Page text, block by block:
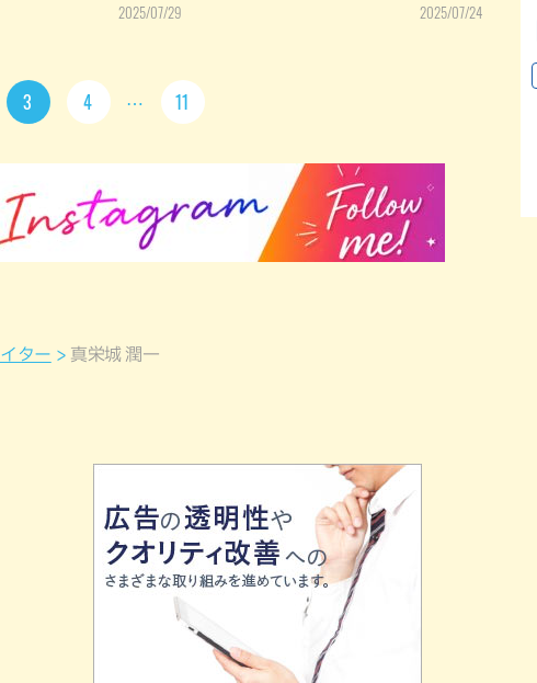
2025/07/29 2025/07/24
3 4 11
ター 真栄城 潤一